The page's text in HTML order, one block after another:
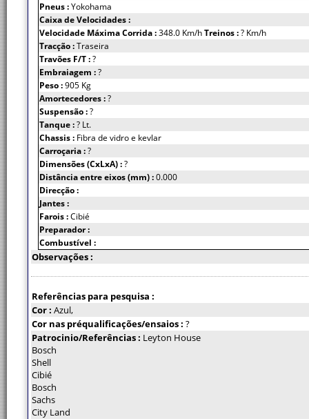
Pneus :Yokohama
Caixa de Velocidades :
Velocidade Máxima Corrida :348.0 Km/hTreinos :? Km/h
Tracção :Traseira
Travões F/T :?
Embraiagem :?
Peso :905 Kg
Amortecedores :?
Suspensão :?
Tanque :? Lt.
Chassis : Fibra de vidro e kevlar
Carroçaria :?
Dimensões (CxLxA) :?
Distância entre eixos (mm) :0.000
Direcção :
Jantes :
Farois :Cibié
Preparador :
Combustível :
Observações :
Referências para pesquisa :
Cor : Azul,
Cor nas préqualificações/ensaios : ?
Patrocinio/Referências : Leyton House
Bosch
Shell
Cibié
Bosch
Sachs
City Land